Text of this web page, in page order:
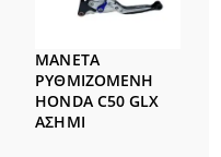
ΜΑΝΕΤΑ
ΡΥΘΜΙΖΟΜΕΝΗ
HONDA C50 GLX
ΑΣΗΜΙ